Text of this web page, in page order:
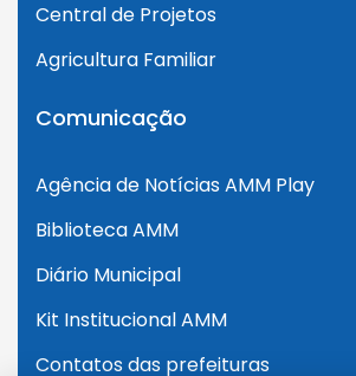
Central de Projetos
Agricultura Familiar
Comunicação
Agência de Notícias AMM Play
Biblioteca AMM
Diário Municipal
Kit Institucional AMM
Contatos das prefeituras